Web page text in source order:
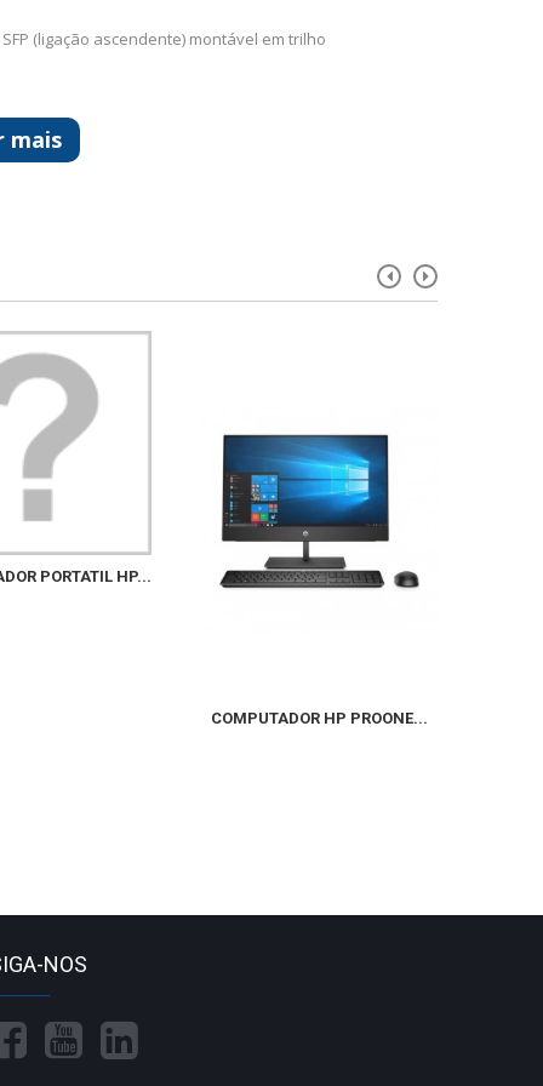
(ligação ascendente) montável em trilho
mais
PORTATIL HP...
COMPUTADOR HP PROONE...
NOS